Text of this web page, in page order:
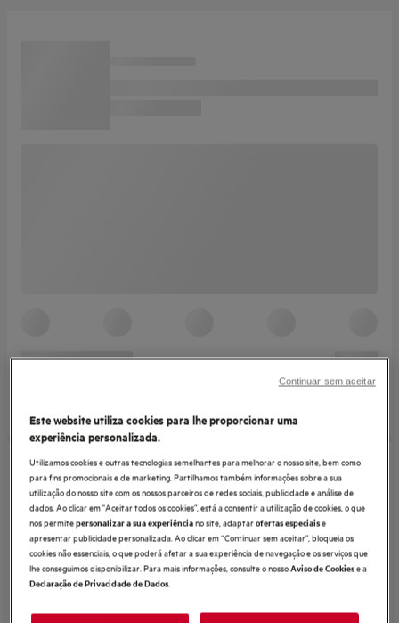
Este website utiliza cookies para lhe proporcionar uma
experiência personalizada.
Utilizamos cookies e outras tecnologias semelhantes para melhorar o nosso site, bem como
para fins promocionais e de marketing. Partilhamos também informações sobre a sua
utilização do nosso site com os nossos parceiros de redes sociais, publicidade e análise de
dados. Ao clicar em "Aceitar todos os cookies”, está a consentir a utilização de cookies, o que
nos permitepersonalizar a sua experiênciano site, adaptarofertas especiaise
apresentar publicidade personalizada. Ao clicar em “Continuar sem aceitar”, bloqueia os
cookies não essenciais, o que poderá afetar a sua experiência de navegação e os serviços que
lhe conseguimos disponibilizar. Para mais informações, consulte o nossoAviso de Cookiese a
Declaração de Privacidade de Dados.
Continuar sem aceitar